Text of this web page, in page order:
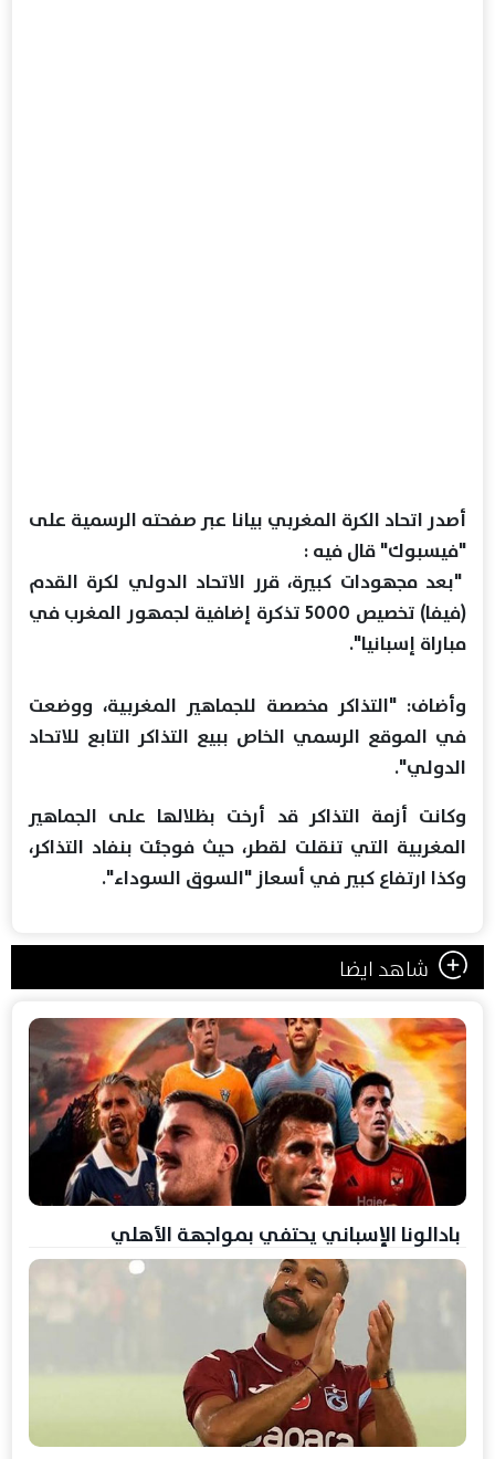
أصدر اتحاد الكرة المغربي بيانا عبر صفحته الرسمية على
"فيسبوك" قال فيه :
"بعد مجهودات كبيرة، قرر الاتحاد الدولي لكرة القدم
(فيفا) تخصيص 5000 تذكرة إضافية لجمهور المغرب في
مباراة إسبانيا".
وأضاف: "التذاكر مخصصة للجماهير المغربية، ووضعت
في الموقع الرسمي الخاص ببيع التذاكر التابع للاتحاد
الدولي".
وكانت أزمة التذاكر قد أرخت بظلالها على الجماهير
المغربية التي تنقلت لقطر، حيث فوجئت بنفاد التذاكر،
وكذا ارتفاع كبير في أسعاز "السوق السوداء".
شاهد ايضا
بادالونا الإسباني يحتفي بمواجهة الأهلي